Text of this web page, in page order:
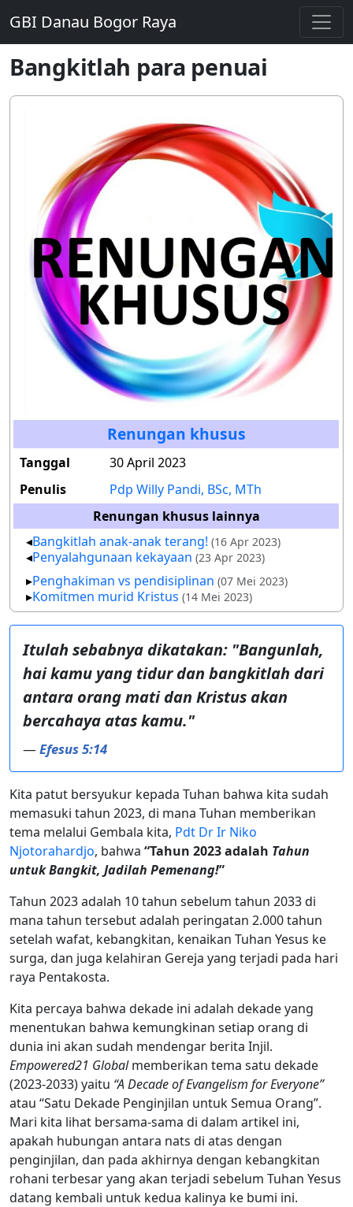
GBI Danau Bogor Raya
Bangkitlah para penuai
Renungan khusus
Tanggal
30 April 2023
Penulis
Pdp Willy Pandi, BSc, MTh
Renungan khusus lainnya
Bangkitlah anak-anak terang! (16 Apr 2023)
Penyalahgunaan kekayaan (23 Apr 2023)
Penghakiman vs pendisiplinan (07 Mei 2023)
Komitmen murid Kristus (14 Mei 2023)
Itulah sebabnya dikatakan: "Bangunlah,
hai kamu yang tidur dan bangkitlah dari
antara orang mati dan Kristus akan
bercahaya atas kamu."
— Efesus 5:14
Kita patut bersyukur kepada Tuhan bahwa kita sudah
memasuki tahun 2023, di mana Tuhan memberikan
tema melalui Gembala kita, Pdt Dr Ir Niko
Njotorahardjo, bahwa “Tahun 2023 adalah Tahun
untuk Bangkit, Jadilah Pemenang!”
Tahun 2023 adalah 10 tahun sebelum tahun 2033 di
mana tahun tersebut adalah peringatan 2.000 tahun
setelah wafat, kebangkitan, kenaikan Tuhan Yesus ke
surga, dan juga kelahiran Gereja yang terjadi pada hari
raya Pentakosta.
Kita percaya bahwa dekade ini adalah dekade yang
menentukan bahwa kemungkinan setiap orang di
dunia ini akan sudah mendengar berita Injil.
Empowered21 Globalmemberikan tema satu dekade
(2023-2033) yaitu “A Decade of Evangelism for Everyone”
atau “Satu Dekade Penginjilan untuk Semua Orang”.
Mari kita lihat bersama-sama di dalam artikel ini,
apakah hubungan antara nats di atas dengan
penginjilan, dan pada akhirnya dengan kebangkitan
rohani terbesar yang akan terjadi sebelum Tuhan Yesus
datang kembali untuk kedua kalinya ke bumi ini.